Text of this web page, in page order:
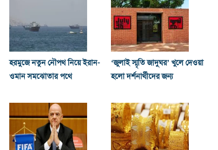
হরমুজে নতুন নৌপথ নিয়ে ইরান-
ওমান সমঝোতার পথে
‘জুলাই স্মৃতি জাদুঘর’ খুলে দেওয়া
হলো দর্শনার্থীদের জন্য